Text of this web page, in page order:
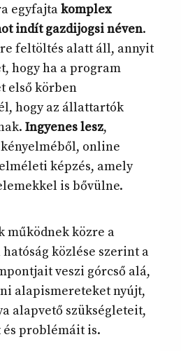
egyfajtakomplex
indít gazdijogsi néven.
feltöltés alatt áll, annyit
hogy ha a program
első körben
hogy az állattartók
Ingyenes lesz,
online
képzés, amely
is bővülne.
működnek közre a
közlése szerint a
veszi górcső alá,
alapismereteket nyújt,
alapvető szükségleteit,
problémáit is.